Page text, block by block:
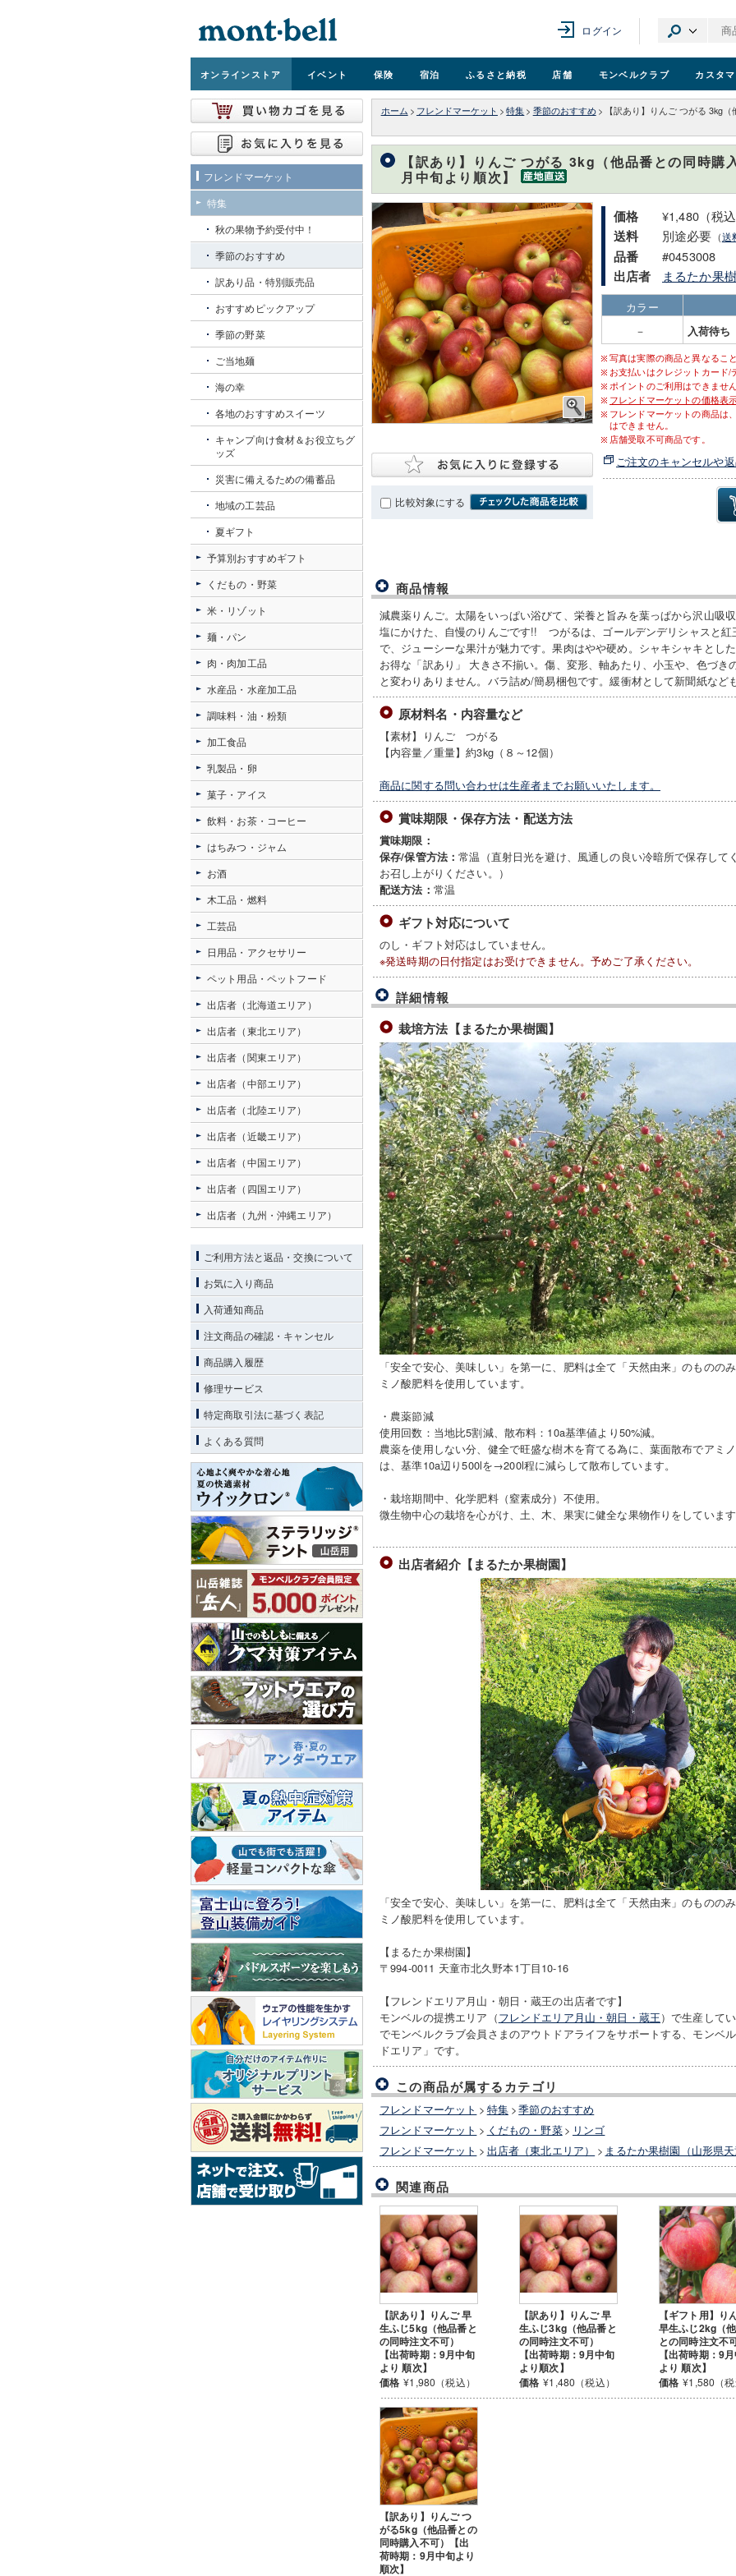
ログイン
オンラインストア イベント 保険 宿泊 ふるさと納税 店舗 モンベルクラブ カスタ
ホーム > フレンドマーケット > 特集 > 季節のおすすめ > 【訳あり】りんご つがる 3kg
【訳あり】りんご つがる 3kg（他品番との同時購
月中旬より順次】
比較対象にする
価格 ¥1,480（税
送料 別途必要 （送
品番 #0453008
出店者 まるたか果
カラー
－
入荷待ち
写真は実際の商品と異なるこ
お支払いはクレジットカード
ポイントのご利用はできませ
フレンドマーケットの価格表
フレンドマーケットの商品は
はできません。
店舗受取不可商品です。
ご注文のキャンセルや
商品情報
減農薬りんご。太陽をいっぱい浴びて、栄養と旨みを葉っぱから沢山吸
塩にかけた、自慢のりんごです!! つがるは、ゴールデンデリシャスと紅
で、ジューシーな果汁が魅力です。果肉はやや硬め。シャキシャキとし
お得な「訳あり」 大きさ不揃い。傷、変形、軸あたり、小玉や、色づき
と変わりありません。バラ詰め/簡易梱包です。緩衝材として新聞紙など
原材料名・内容量など
【素材】りんご つがる
【内容量／重量】約3kg（８～12個）
商品に関する問い合わせは生産者までお願いいたします。
賞味期限・保存方法・配送方法
賞味期限：
保存/保管方法：常温（直射日光を避け、風通しの良い冷暗所で保存して
お召し上がりください。）
配送方法： 常温
ギフト対応について
のし・ギフト対応はしていません。
※発送時期の日付指定はお受けできません。予めご了承ください。
詳細情報
栽培方法【まるたか果樹園】
「安全で安心、美味しい」を第一に、肥料は全て「天然由来」のものの
ミノ酸肥料を使用しています。
・農薬節減
使用回数：当地比5割減、散布料：10a基準値より50%減。
農薬を使用しない分、健全で旺盛な樹木を育てる為に、葉面散布でアミ
は、基準10a辺り500lを→200l程に減らして散布しています。
・栽培期間中、化学肥料（窒素成分）不使用。
微生物中心の栽培を心がけ、土、木、果実に健全な果物作りをしていま
出店者紹介【まるたか果樹園】
「安全で安心、美味しい」を第一に、肥料は全て「天然由来」のものの
ミノ酸肥料を使用しています。
【まるたか果樹園】
〒994-0011 天童市北久野本1丁目10-16
【フレンドエリア月山・朝日・蔵王の出店者です】
モンベルの提携エリア（フレンドエリア月山・朝日・蔵王）で生産して
でモンベルクラブ会員さまのアウトドアライフをサポートする、モンベ
ドエリア」です。
この商品が属するカテゴリ
フレンドマーケット > 特集 >季節のおすすめ
フレンドマーケット > くだもの・野菜> リンゴ
フレンドマーケット > 出店者（東北エリア） > まるたか果樹園（山形県
関連商品
【訳あり】りんご 早
生ふじ5kg（他品番と
の同時注文不可）
【出荷時期：9月中旬
より 順次】
価格 ¥1,980（税込）
【訳あり】りんご 早
生ふじ3kg（他品番と
の同時注文不可）
【出荷時期：9月中旬
より順次】
価格 ¥1,480（税込）
【ギフト用】り
早生ふじ2kg（
との同時注文不
【出荷時期：9
より 順次】
価格 ¥1,580（
【訳あり】りんご つ
がる5kg（他品番との
同時購入不可）【出
荷時期：9月中旬より
順次】
フレンドマーケット
特集
秋の果物予約受付中！
季節のおすすめ
訳あり品・特別販売品
おすすめピックアップ
季節の野菜
ご当地麺
海の幸
各地のおすすめスイーツ
キャンプ向け食材＆お役立ちグ
ッズ
災害に備えるための備蓄品
地域の工芸品
夏ギフト
予算別おすすめギフト
くだもの・野菜
米・リゾット
麺・パン
肉・肉加工品
水産品・水産加工品
調味料・油・粉類
加工食品
乳製品・卵
菓子・アイス
飲料・お茶・コーヒー
はちみつ・ジャム
お酒
木工品・燃料
工芸品
日用品・アクセサリー
ペット用品・ペットフード
出店者（北海道エリア）
出店者（東北エリア）
出店者（関東エリア）
出店者（中部エリア）
出店者（北陸エリア）
出店者（近畿エリア）
出店者（中国エリア）
出店者（四国エリア）
出店者（九州・沖縄エリア）
ご利用方法と返品・交換について
お気に入り商品
入荷通知商品
注文商品の確認・キャンセル
商品購入履歴
修理サービス
特定商取引法に基づく表記
よくある質問